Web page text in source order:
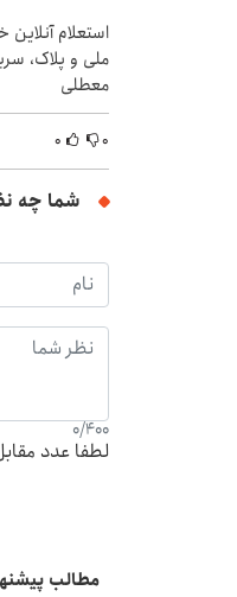
استعلام
ملی و پلاک،
معطلی
۰ ۰
شما چه
0/400
لطفا عدد
مطالب